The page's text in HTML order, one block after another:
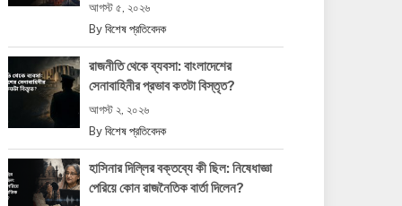
আগস্ট ৫, ২০২৬
By বিশেষ প্রতিবেদক
রাজনীতি থেকে ব্যবসা: বাংলাদেশের
সেনাবাহিনীর প্রভাব কতটা বিস্তৃত?
আগস্ট ২, ২০২৬
By বিশেষ প্রতিবেদক
হাসিনার দিল্লির বক্তব্যে কী ছিল: নিষেধাজ্ঞা
পেরিয়ে কোন রাজনৈতিক বার্তা দিলেন?